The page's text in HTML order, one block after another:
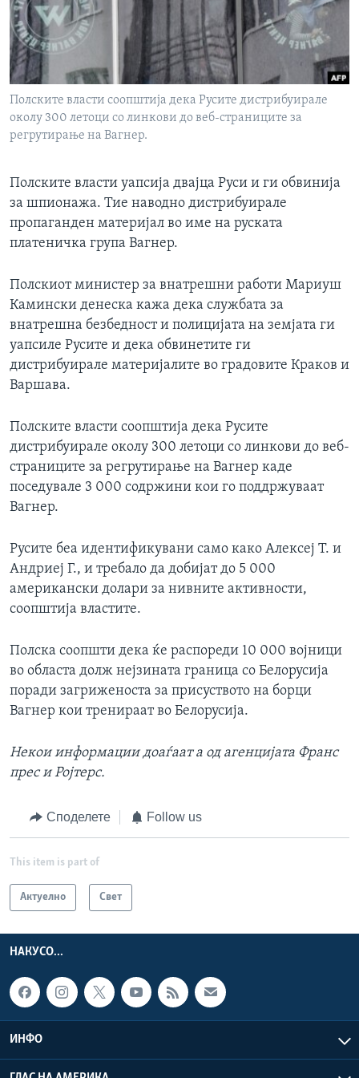
ИНТЕРВЈУА
Јазици
Полските власти соопштија дека Русите дистрибуирале
околу 300 летоци со линкови до веб-страниците за
регрутирање на Вагнер.
Полските власти уапсија двајца Руси и ги обвинија
за шпионажа. Тие наводно дистрибуирале
пропаганден материјал во име на руската
платеничка група Вагнер.
Полскиот министер за внатрешни работи Мариуш
Камински денеска кажа дека службата за
внатрешна безбедност и полицијата на земјата ги
уапсиле Русите и дека обвинетите ги
дистрибуирале материјалите во градовите Краков и
Варшава.
Полските власти соопштија дека Русите
дистрибуирале околу 300 летоци со линкови до веб-
страниците за регрутирање на Вагнер каде
поседувале 3 000 содржини кои го поддржуваат
Вагнер.
Русите беа идентификувани само како Алексеј Т. и
Андриеј Г., и требало да добијат до 5 000
американски долари за нивните активности,
соопштија властите.
Полска соопшти дека ќе распореди 10 000 војници
во областа долж нејзината граница со Белорусија
поради загриженоста за присуството на борци
Вагнер кои тренираат во Белорусија.
Некои информации доаѓаат а од агенцијата Франс
прес и Ројтерс.
Споделете Follow us
This item is part of
Актуелно Свет
НАКУСО...
ИНФО